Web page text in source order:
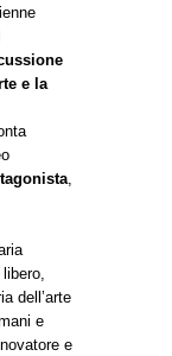
e la
,
dell’arte
e
e